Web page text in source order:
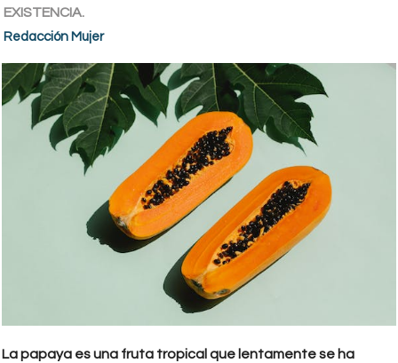
EXISTENCIA.
Redacción Mujer
La papaya es una fruta tropical que lentamente se ha